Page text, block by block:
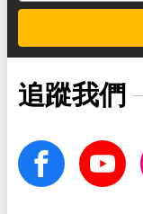
追蹤我們
facebook Youtube